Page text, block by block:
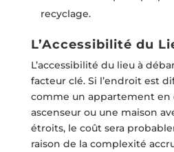
recyclage.
L’Accessibilité du
L’accessibilité du lieu à
facteur clé. Si l’endroit est
comme un appartement en
ascenseur ou une maison
étroits, le coût sera
raison de la complexité